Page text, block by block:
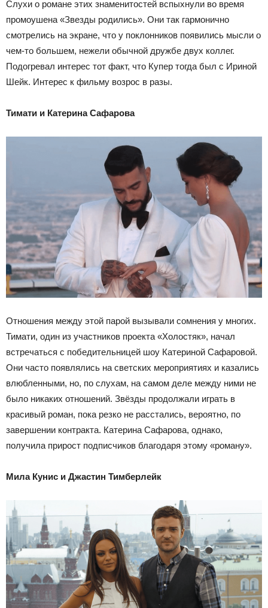
Слухи о романе этих знаменитостей вспыхнули во время
промоушена «Звезды родились». Они так гармонично
смотрелись на экране, что у поклонников появились мысли о
чем-то большем, нежели обычной дружбе двух коллег.
Подогревал интерес тот факт, что Купер тогда был с Ириной
Шейк. Интерес к фильму возрос в разы.
Тимати и Катерина Сафарова
Отношения между этой парой вызывали сомнения у многих.
Тимати, один из участников проекта «Холостяк», начал
встречаться с победительницей шоу Катериной Сафаровой.
Они часто появлялись на светских мероприятиях и казались
влюбленными, но, по слухам, на самом деле между ними не
было никаких отношений. Звёзды продолжали играть в
красивый роман, пока резко не расстались, вероятно, по
завершении контракта. Катерина Сафарова, однако,
получила прирост подписчиков благодаря этому «роману».
Мила Кунис и Джастин Тимберлейк